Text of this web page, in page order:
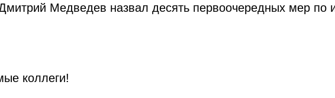
Медведев назвал десять первоочередных мер по
коллеги!